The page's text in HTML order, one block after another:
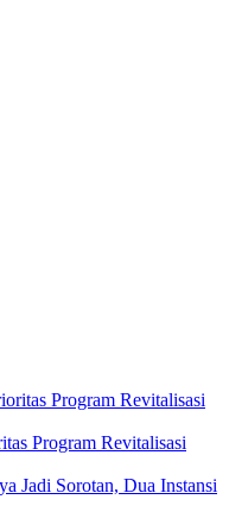
Program Revitalisasi